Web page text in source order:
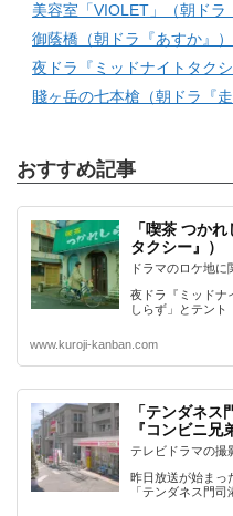
美容室「VIOLET」（朝ドラ
御蔭橋（朝ドラ『あすか』）
夜ドラ『ミッドナイトタク
賤ヶ岳の七本槍（朝ドラ『走
おすすめ記事
「喫茶 つか
タクシー』）
ドラマのロケ地に
夜ドラ『ミッドナ
しらず」とテント
www.kuroji-kanban.com
「テンダネ
『コンビニ兄
テレビドラマの撮
昨日放送が始まっ
「テンダネス門